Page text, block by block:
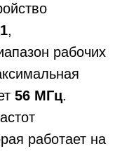
,
рабочих
56 МГц.
работает на